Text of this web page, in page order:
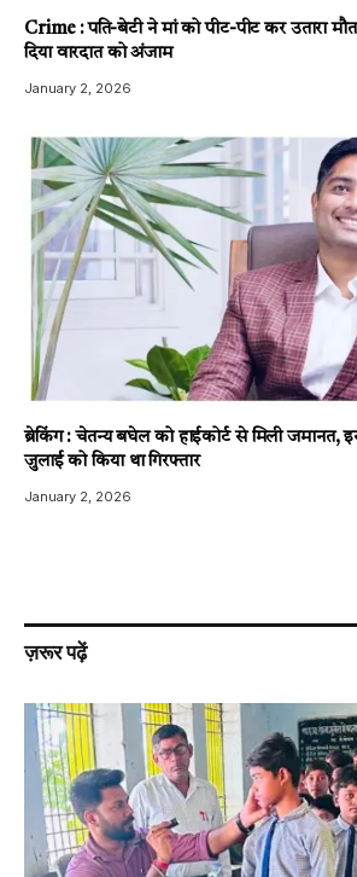
Crime : पति-बेटी ने मां को पीट-पीट कर उतारा
दिया वारदात को अंजाम
January 2, 2026
ब्रेकिंग : चेतन्य बघेल को हाईकोर्ट से मिली जमानत,
जुलाई को किया था गिरफ्तार
January 2, 2026
ज़रूर पढ़ें